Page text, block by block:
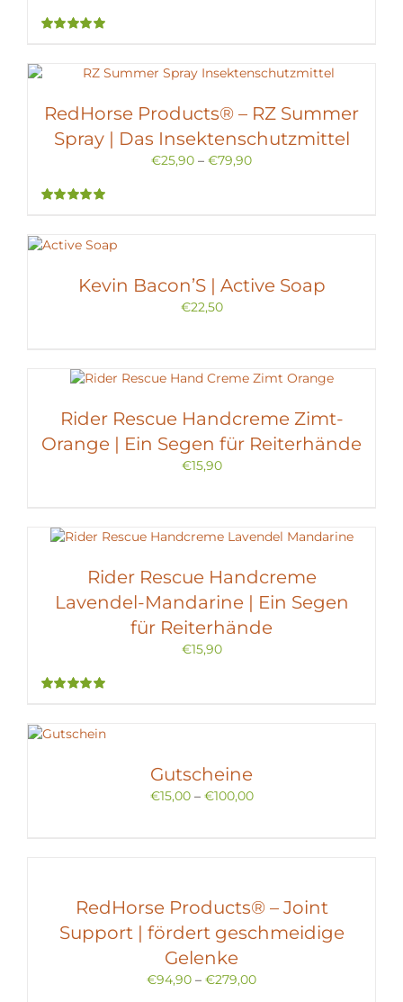
RedHorse Products® – RZ Summer
Spray | Das Insektenschutzmittel
€25,90 – €79,90
Kevin Bacon’S | Active Soap
€22,50
Rider Rescue Handcreme Zimt-
Orange | Ein Segen für Reiterhände
€15,90
Rider Rescue Handcreme
Lavendel-Mandarine | Ein Segen
für Reiterhände
€15,90
Gutscheine
€15,00– €100,00
RedHorse Products® – Joint
Support | fördert geschmeidige
Gelenke
€94,90 – €279,00